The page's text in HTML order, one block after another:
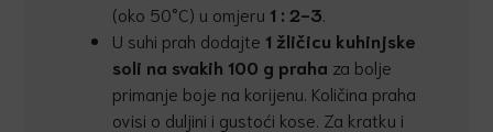
(oko 50°C) u omjeru 1 : 2-3
U suhi prah dodajte 1 žličicu kuhinjske
soli na svakih 100 g praha za bolje
primanje boje na korijenu. Količina praha
ovisi o duljini i gustoći kose. Za kratku i